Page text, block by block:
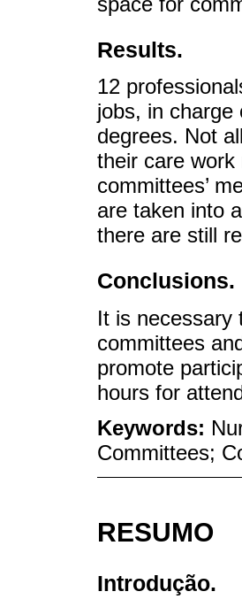
Results.
12
jobs, in charge
degrees. Not
their care
committees’
are taken into
there are still
Conclusions.
It is necessary
committees
promote
hours for
Keywords:
Committees;
RESUMO
Introdução.